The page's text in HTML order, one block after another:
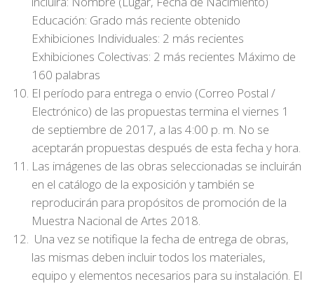
Educación: Grado más reciente obtenido
Exhibiciones Individuales: 2 más recientes
Exhibiciones Colectivas: 2 más recientes Máximo de
160 palabras
El período para entrega o envio (Correo Postal /
Electrónico) de las propuestas termina el viernes 1
de septiembre de 2017, a las 4:00 p. m. No se
aceptarán propuestas después de esta fecha y hora.
Las imágenes de las obras seleccionadas se incluirán
en el catálogo de la exposición y también se
reproducirán para propósitos de promoción de la
Muestra Nacional de Artes 2018.
Una vez se notifique la fecha de entrega de obras,
las mismas deben incluir todos los materiales,
equipo y elementos necesarios para su instalación. El